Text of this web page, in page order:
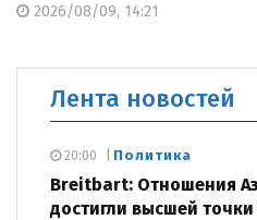
2026/08/09, 14:21
Лента новостей
Политика
Breitbart: Отношения
достигли высшей точки
20:00